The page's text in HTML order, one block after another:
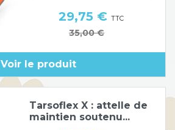
Prix de base
35,00 €
Prix
29,75 €TTC
Voir le produit
Tarsoflex X : attelle de
maintien soutenu...